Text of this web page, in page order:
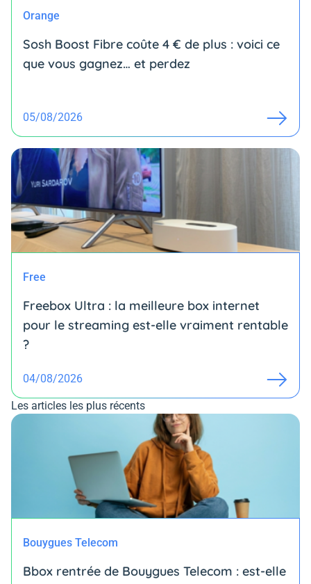
Orange
Sosh Boost Fibre coûte 4 € de plus : voici ce
que vous gagnez… et perdez
05/08/2026
Free
Freebox Ultra : la meilleure box internet
pour le streaming est-elle vraiment rentable
?
04/08/2026
Les articles les plus récents
Bouygues Telecom
Bbox rentrée de Bouygues Telecom : est-elle